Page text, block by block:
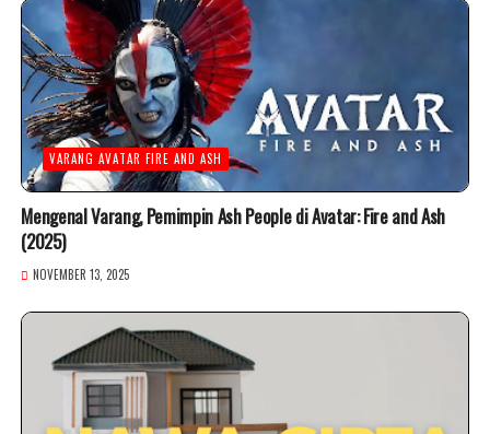
VARANG AVATAR FIRE AND ASH
Mengenal Varang, Pemimpin Ash People di Avatar: Fire and Ash
(2025)
NOVEMBER 13, 2025